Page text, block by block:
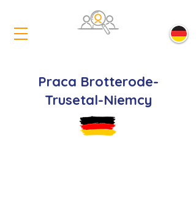
Praca Brotterode-
Trusetal-Niemcy